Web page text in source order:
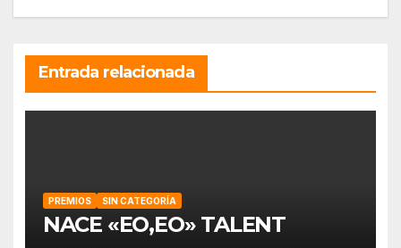
Entrada relacionada
PREMIOS SIN CATEGORÍA
NACE «EO,EO» TALENT